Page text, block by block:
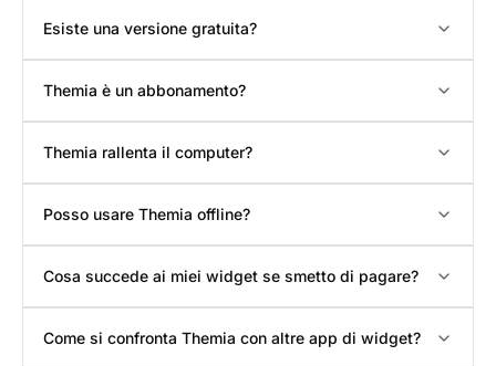
Esiste una versione gratuita?
Themia è un abbonamento?
Themia rallenta il computer?
Posso usare Themia offline?
Cosa succede ai miei widget se smetto di pagare?
Come si confronta Themia con altre app di widget?